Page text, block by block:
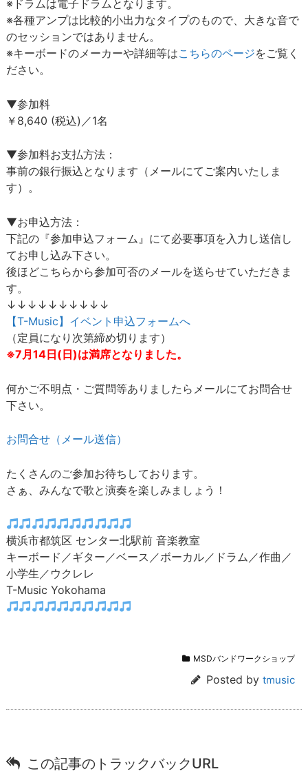
※ドラムは電子ドラムとなります。
※各種アンプは比較的小出力なタイプのもので、大きな音で
のセッションではありません。
※キーボードのメーカーや詳細等はこちらのページをご覧く
ださい。
▼参加料
￥8,640 (税込)／1名
▼参加料お支払方法：
事前の銀行振込となります（メールにてご案内いたしま
す）。
▼お申込方法：
下記の『参加申込フォーム』にて必要事項を入力し送信し
てお申し込み下さい。
後ほどこちらから参加可否のメールを送らせていただきま
す。
↓↓↓↓↓↓↓↓↓↓
【T-Music】イベント申込フォームへ
（定員になり次第締め切ります）
※7月14日(日)は満席となりました。
何かご不明点・ご質問等ありましたらメールにてお問合せ
下さい。
お問合せ（メール送信）
たくさんのご参加お待ちしております。
さぁ、みんなで歌と演奏を楽しみましょう！
横浜市都筑区 センター北駅前 音楽教室
キーボード／ギター／ベース／ボーカル／ドラム／作曲／
小学生／ウクレレ
T-Music Yokohama
MSDバンドワークショップ
Posted by tmusic
この記事のトラックバックURL